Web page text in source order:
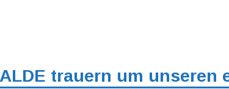
trauern um unseren